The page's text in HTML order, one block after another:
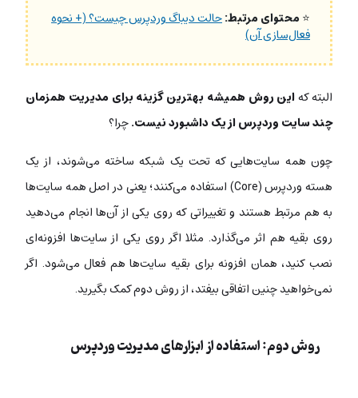
محتوای مرتبط:حالت دیباگ وردپرس چیست؟ (+ نحوه
فعال‌سازی آن)
البته کهاین روش همیشه بهترین گزینه برای مدیریت همزمان
چند سایت وردپرس از یک داشبورد نیست.چرا؟
چون همه سایت‌هایی که تحت یک شبکه ساخته می‌شوند، از یک
هسته وردپرس (Core) استفاده می‌کنند؛ یعنی در اصل همه سایت‌ها
به هم مرتبط هستند و تغییراتی که روی یکی از آن‌ها انجام می‌دهید
روی بقیه هم اثر می‌گذارد. مثلا اگر روی یکی از سایت‌ها افزونه‌ای
نصب کنید، همان افزونه برای بقیه سایت‌ها هم فعال می‌شود. اگر
نمی‌خواهید چنین اتفاقی بیفتد، از روش دوم کمک بگیرید.
روش دوم: استفاده از ابزارهای مدیریت وردپرس